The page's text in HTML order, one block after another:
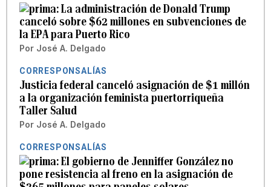
La administración de Donald Trump
canceló sobre $62 millones en subvenciones de
la EPA para Puerto Rico
Por José A. Delgado
CORRESPONSALÍAS
Justicia federal canceló asignación de $1 millón
a la organización feminista puertorriqueña
Taller Salud
Por José A. Delgado
CORRESPONSALÍAS
El gobierno de Jenniffer González no
pone resistencia al freno en la asignación de